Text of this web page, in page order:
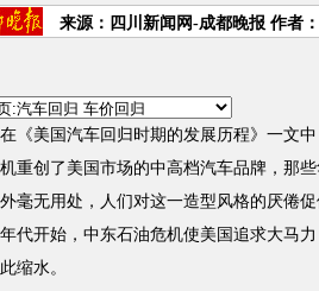
来源：四川新闻网-成都晚报 作者
美国汽车回归时期的发展历程》一文中
重创了美国市场的中高档汽车品牌，那
毫无用处，人们对这一造型风格的厌倦
代开始，中东石油危机使美国追求大马
缩水。